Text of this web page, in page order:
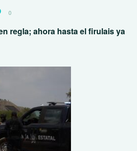
0
regla; ahora hasta el firulais ya